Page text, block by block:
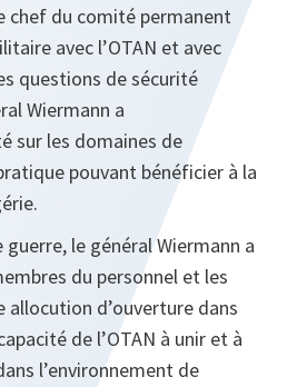
chef du comité permanent
avec l’OTAN et avec
questions de sécurité
Wiermann a
sur les domaines de
pouvant bénéficier à la
guerre, le général Wiermann a
du personnel et les
allocution d’ouverture dans
de l’OTAN à unir et à
l’environnement de